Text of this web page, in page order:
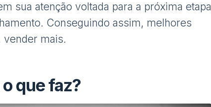
sua atenção voltada para a próxima etapa
Conseguindo assim, melhores
vender mais.
que faz?